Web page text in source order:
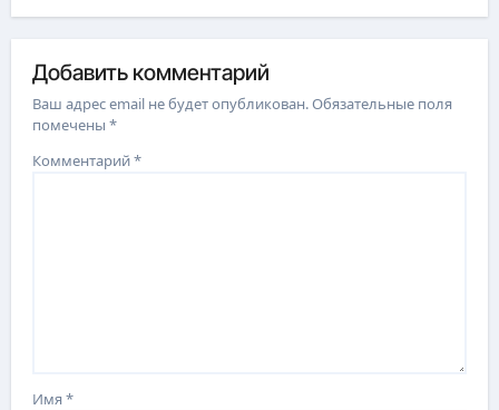
Добавить комментарий
Ваш адрес email не будет опубликован.Обязательные поля
помечены*
Комментарий*
Имя*